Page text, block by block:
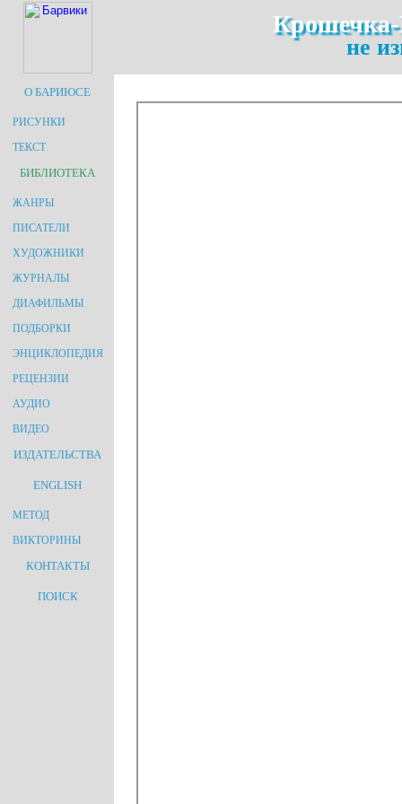
не
О БАРИЮСЕ
РИСУНКИ
ТЕКСТ
БИБЛИОТЕКА
ЖАНРЫ
ПИСАТЕЛИ
ХУДОЖНИКИ
ЖУРНАЛЫ
ДИАФИЛЬМЫ
ПОДБОРКИ
ЭНЦИКЛОПЕДИЯ
РЕЦЕНЗИИ
АУДИО
ВИДЕО
ИЗДАТЕЛЬСТВА
ENGLISH
МЕТОД
ВИКТОРИНЫ
КОНТАКТЫ
ПОИСК